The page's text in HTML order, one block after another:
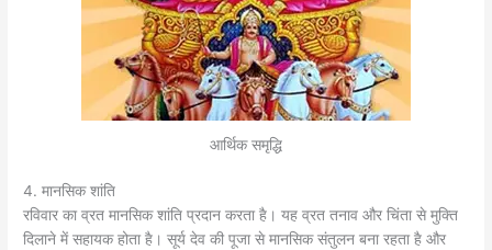
आर्थिक समृद्धि
4. मानसिक शांति
रविवार का व्रत मानसिक शांति प्रदान करता है। यह व्रत तनाव और चिंता से मुक्ति
दिलाने में सहायक होता है। सूर्य देव की पूजा से मानसिक संतुलन बना रहता है और